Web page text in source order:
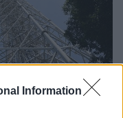
Information